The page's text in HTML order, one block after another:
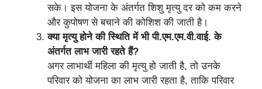
सके। इस योजना के अंतर्गत शिशु मृत्यु दर को कम करने
और कुपोषण से बचाने की कोशिश की जाती है।
क्या मृत्यु होने की स्थिति में भी पी.एम.एम.वी.वाई. के
अंतर्गत लाभ जारी रहते हैं?
अगर लाभार्थी महिला की मृत्यु हो जाती है, तो उनके
परिवार को योजना का लाभ जारी रहता है, ताकि परिवार